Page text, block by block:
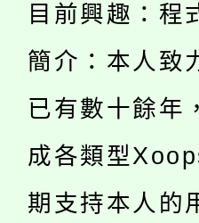
告(尚有
場熱烈登
8/21下
徵才活
YOUNG
局官網。
8月14至
開!
115年桃
田徑場
桃園市
目前興趣：程
簡介：本人致
已有數十餘年
成各類型
期支持本人的